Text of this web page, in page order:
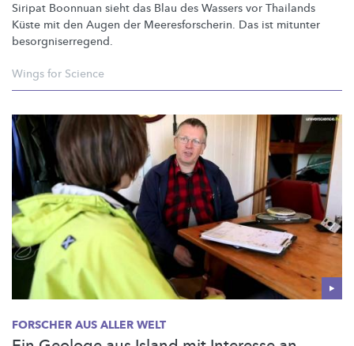
Siripat Boonnuan sieht das Blau des Wassers vor Thailands
Küste mit den Augen der Meeresforscherin. Das ist mitunter
besorgniserregend.
Wings for Science
FORSCHER AUS ALLER WELT